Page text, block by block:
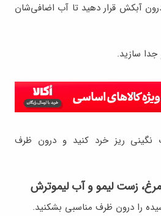
آبکش قرار دهید تا آب اضافی‌شان
جدا سازید.
نگینی ریز خرد کنید و‌ درون ظرف
زست لیمو و آب لیموترش
را درون ظرف مناسبی بشکنید.